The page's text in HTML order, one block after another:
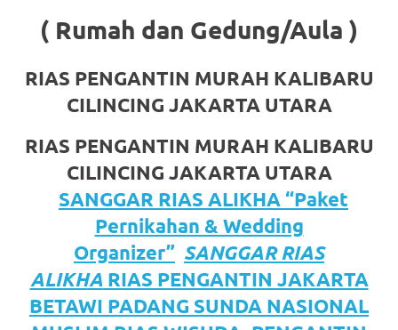
learn
more
about
https://www.watchesb.com.
go
https://
( Rumah dan Gedung/Aula )
RIAS PENGANTIN MURAH KALIBARU
CILINCING JAKARTA UTARA
RIAS PENGANTIN MURAH KALIBARU
CILINCING JAKARTA UTARA
SANGGAR RIAS ALIKHA “Paket
Pernikahan & Wedding
Organizer” SANGGAR RIAS
ALIKHA RIAS PENGANTIN JAKARTA
BETAWI PADANG SUNDA NASIONAL